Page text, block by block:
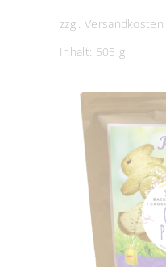
zzgl. Versandkosten
Inhalt: 505 g